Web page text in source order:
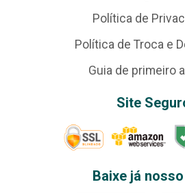
Política de
Política de Troca e
Guia de primeiro
Site
Baixe já